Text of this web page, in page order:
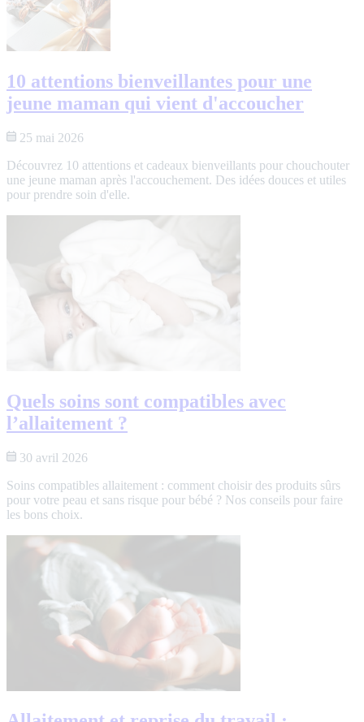
10 attentions bienveillantes pour une
jeune maman qui vient d'accoucher
25 mai 2026
Découvrez 10 attentions et cadeaux bienveillants pour chouchouter
une jeune maman après l'accouchement. Des idées douces et utiles
pour prendre soin d'elle.
Quels soins sont compatibles avec
l’allaitement ?
30 avril 2026
Soins compatibles allaitement : comment choisir des produits sûrs
pour votre peau et sans risque pour bébé ? Nos conseils pour faire
les bons choix.